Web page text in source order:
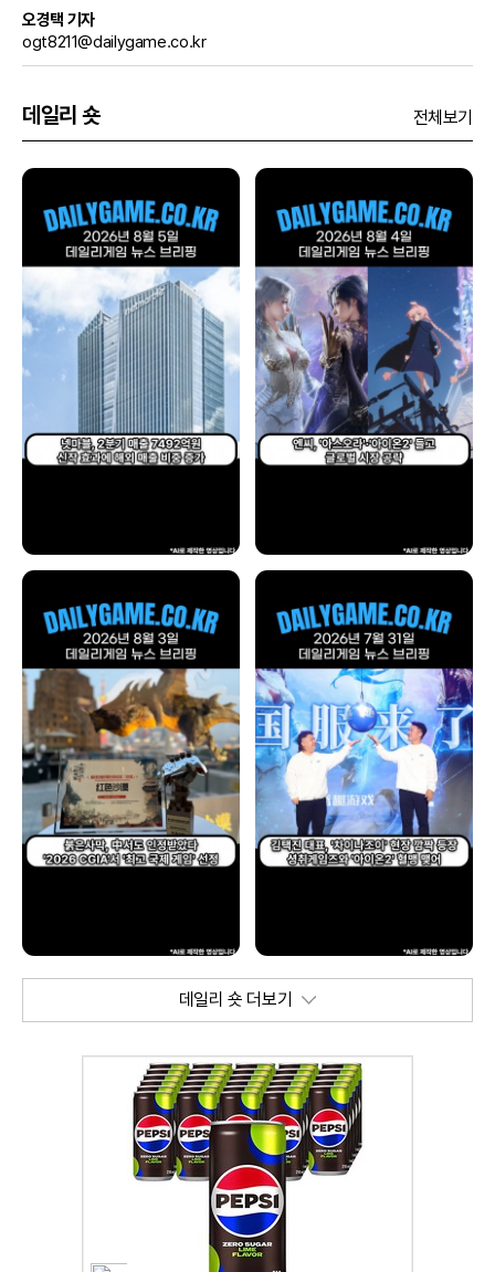
오경택 기자
ogt8211@dailygame.co.kr
데일리 숏 전체보기
데일리 숏 더보기